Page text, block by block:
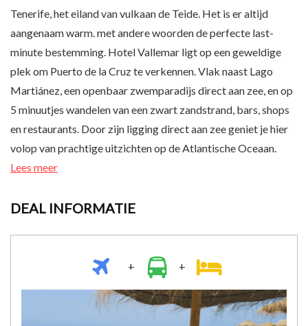
Tenerife, het eiland van vulkaan de Teide. Het is er altijd
aangenaam warm. met andere woorden de perfecte last-
minute bestemming. Hotel Vallemar ligt op een geweldige
plek om Puerto de la Cruz te verkennen. Vlak naast Lago
Martiánez, een openbaar zwemparadijs direct aan zee, en op
5 minuutjes wandelen van een zwart zandstrand, bars, shops
en restaurants. Door zijn ligging direct aan zee geniet je hier
volop van prachtige uitzichten op de Atlantische Oceaan.
Lees meer
DEAL INFORMATIE
+ +